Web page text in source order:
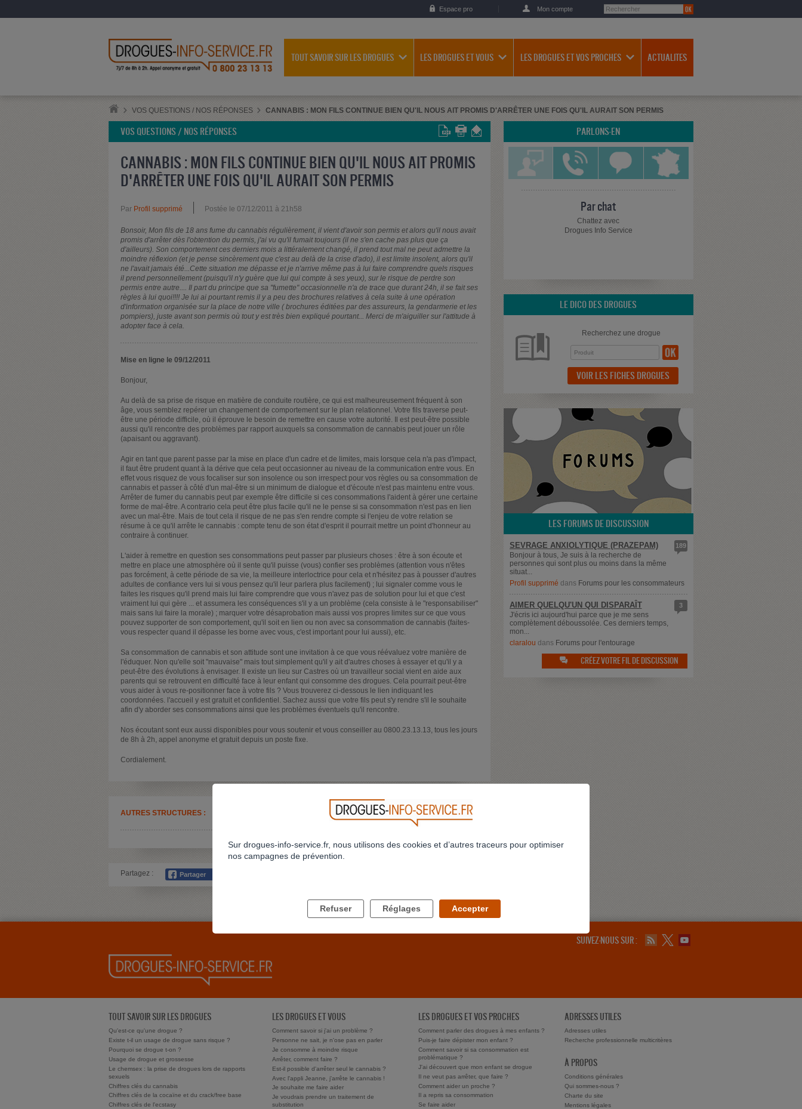
Espace pro Mon compte
TOUT SAVOIR SUR LES DROGUES LES DROGUES ET VOUS LES DROGUES ET VOS PROCHES ACTUALITES
VOS QUESTIONS / NOS RÉPONSES CANNABIS : MON FILS CONTINUE BIEN QU'IL NOUS AIT PROMIS D'ARRÊTER UNE FOIS QU'IL AURAIT SON PERMIS
VOS QUESTIONS / NOS RÉPONSES
CANNABIS : MON FILS CONTINUE BIEN QU'IL NOUS AIT PROMIS
D'ARRÊTER UNE FOIS QU'IL AURAIT SON PERMIS
Par Profil supprimé Postée le 07/12/2011 à 21h58
Bonsoir, Mon fils de 18 ans fume du cannabis régulièrement, il vient d'avoir son permis et alors qu'il nous avait
promis d'arrêter dès l'obtention du permis, j'ai vu qu'il fumait toujours (il ne s'en cache pas plus que ça
d'ailleurs). Son comportement ces derniers mois a littéralement changé, il prend tout mal ne peut admettre la
moindre réflexion (et je pense sincèrement que c'est au delà de la crise d'ado), il est limite insolent, alors qu'il
ne l'avait jamais été...Cette situation me dépasse et je n'arrive même pas à lui faire comprendre quels risques
il prend personnellement (puisqu'il n'y guère que lui qui compte à ses yeux), sur le risque de perdre son
permis entre autre.... Il part du principe que sa "fumette" occasionnelle n'a de trace que durant 24h, il se fait ses
règles à lui quoi!!!! Je lui ai pourtant remis il y a peu des brochures relatives à cela suite à une opération
d'information organisée sur la place de notre ville ( brochures éditées par des assureurs, la gendarmerie et les
pompiers), juste avant son permis où tout y est très bien expliqué pourtant... Merci de m'aiguiller sur l'attitude à
adopter face à cela.
Mise en ligne le 09/12/2011
Bonjour,
Au delà de sa prise de risque en matière de conduite routière, ce qui est malheureusement fréquent à son
âge, vous semblez repérer un changement de comportement sur le plan relationnel. Votre fils traverse peut-
être une période difficile, où il éprouve le besoin de remettre en cause votre autorité. Il est peut-être possible
aussi qu'il rencontre des problèmes par rapport auxquels sa consommation de cannabis peut jouer un rôle
(apaisant ou aggravant).
Agir en tant que parent passe par la mise en place d'un cadre et de limites, mais lorsque cela n'a pas d'impact,
il faut être prudent quant à la dérive que cela peut occasionner au niveau de la communication entre vous. En
effet vous risquez de vous focaliser sur son insolence ou son irrespect pour vos règles ou sa consommation de
cannabis et passer à côté d'un mal-être si un minimum de dialogue et d'écoute n'est pas maintenu entre vous.
Arrêter de fumer du cannabis peut par exemple être difficile si ces consommations l'aident à gérer une certaine
forme de mal-être. A contrario cela peut être plus facile qu'il ne le pense si sa consommation n'est pas en lien
avec un mal-être. Mais de tout cela il risque de ne pas s'en rendre compte si l'enjeu de votre relation se
résume à ce qu'il arrête le cannabis : compte tenu de son état d'esprit il pourrait mettre un point d'honneur au
contraire à continuer.
L'aider à remettre en question ses consommations peut passer par plusieurs choses : être à son écoute et
mettre en place une atmosphère où il sente qu'il puisse (vous) confier ses problèmes (attention vous n'êtes
pas forcément, à cette période de sa vie, la meilleure interloctrice pour cela et n'hésitez pas à pousser d'autres
adultes de confiance vers lui si vous pensez qu'il leur parlera plus facilement) ; lui signaler comme vous le
faites les risques qu'il prend mais lui faire comprendre que vous n'avez pas de solution pour lui et que c'est
vraiment lui qui gère ... et assumera les conséquences s'il y a un problème (cela consiste à le "responsabiliser"
mais sans lui faire la morale) ; marquer votre désaprobation mais aussi vos propres limites sur ce que vous
pouvez supporter de son comportement, qu'il soit en lien ou non avec sa consommation de cannabis (faites-
vous respecter quand il dépasse les borne avec vous, c'est important pour lui aussi), etc.
Sa consommation de cannabis et son attitude sont une invitation à ce que vous réévaluez votre manière de
l'éduquer. Non qu'elle soit "mauvaise" mais tout simplement qu'il y ait d'autres choses à essayer et qu'il y a
peut-être des évolutions à envisager. Il existe un lieu sur Castres où un travailleur social vient en aide aux
parents qui se retrouvent en difficulté face à leur enfant qui consomme des drogues. Cela pourrait peut-être
vous aider à vous re-positionner face à votre fils ? Vous trouverez ci-dessous le lien indiquant les
coordonnées. l'accueil y est gratuit et confidentiel. Sachez aussi que votre fils peut s'y rendre s'il le souhaite
afin d'y aborder ses consommations ainsi que les problèmes éventuels qu'il rencontre.
Nos écoutant sont eux aussi disponibles pour vous soutenir et vous conseiller au 0800.23.13.13, tous les jours
de 8h à 2h, appel anonyme et gratuit depuis un poste fixe.
Cordialement.
AUTRES STRUCTURES :
Partagez :
RETOUR À LA LISTE
PARLONS-EN
Par chat
Chattez avec
Drogues Info Service
LE DICO DES DROGUES
Recherchez une drogue
VOIR LES FICHES DROGUES
LES FORUMS DE DISCUSSION
189
SEVRAGE ANXIOLYTIQUE (PRAZEPAM)
Bonjour à tous, Je suis à la recherche de
personnes qui sont plus ou moins dans la même
situat...
Profil supprimé dans Forums pour les consommateurs
3
AIMER QUELQU'UN QUI DISPARAÎT
J'écris ici aujourd'hui parce que je me sens
complètement déboussolée. Ces derniers temps,
mon...
claralou dans Forums pour l'entourage
 CRÉEZ VOTRE FIL DE DISCUSSION
SUIVEZ-NOUS SUR :
TOUT SAVOIR SUR LES DROGUES
Qu'est-ce qu'une drogue ?
Existe t-il un usage de drogue sans risque ?
Pourquoi se drogue t-on ?
Usage de drogue et grossesse
Le chemsex : la prise de drogues lors de rapports
sexuels
Chiffres clés du cannabis
Chiffres clés de la cocaïne et du crack/free base
Chiffres clés de l'ecstasy
LES DROGUES ET VOUS
Comment savoir si j'ai un problème ?
Personne ne sait, je n'ose pas en parler
Je consomme à moindre risque
Arrêter, comment faire ?
Est-il possible d'arrêter seul le cannabis ?
Avec l'appli Jeanne, j'arrête le cannabis !
Je souhaite me faire aider
Je voudrais prendre un traitement de
substitution
LES DROGUES ET VOS PROCHES
Comment parler des drogues à mes enfants ?
Puis-je faire dépister mon enfant ?
Comment savoir si sa consommation est
problématique ?
J'ai découvert que mon enfant se drogue
Il ne veut pas arrêter, que faire ?
Comment aider un proche ?
Il a repris sa consommation
Se faire aider
ADRESSES UTILES
Adresses utiles
Recherche professionnelle multicritères
À PROPOS
Conditions générales
Qui sommes-nous ?
Charte du site
Mentions légales
Sur drogues-info-service.fr, nous utilisons des cookies et d’autres traceurs pour optimiser
nos campagnes de prévention.
Refuser Réglages Accepter